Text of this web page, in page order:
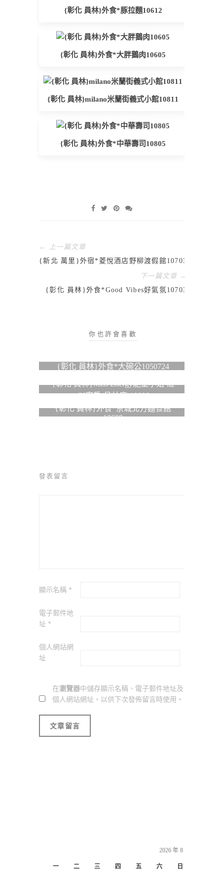
{彰化 員林}外食*豚拉麵10612
{彰化 員林}外食*大胖鵝肉10605
{彰化 員林}milano米蘭街義式小館10811
{彰化 員林}外食*中華壽司10805
← 上一篇文章
{新北 萬里}外宿*菱悅酒店野柳渡假館10703
下一篇文章 →
{彰化 員林}外食*Good Vibes好氣氛10703
你也許會喜歡
{彰化 員林}外食*大碗公1050724
{彰化 員林}Miss Energy能量小姐 低
GI廚房(員林店)10906
{彰化 員林}外食*京城北方麵食館
10608
發表留言
顯示名稱 *
電子郵件地
址 *
個人網站網
址
在瀏覽器中儲存顯示名稱、電子郵件地址及
個人網站網址，以供下次發佈留言時使用。
2026 年 8 月
一 二 三 四 五 六 日